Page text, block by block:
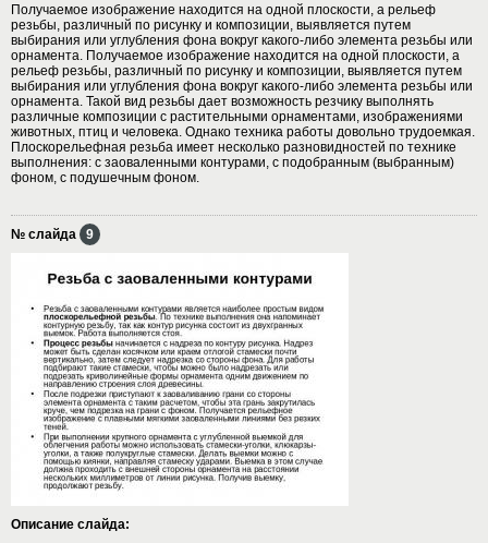
Получаемое изображение находится на одной плоскости, а рельеф
резьбы, различный по рисунку и композиции, выявляется путем
выбирания или углубления фона вокруг какого-либо элемента резьбы или
орнамента. Получаемое изображение находится на одной плоскости, а
рельеф резьбы, различный по рисунку и композиции, выявляется путем
выбирания или углубления фона вокруг какого-либо элемента резьбы или
орнамента. Такой вид резьбы дает возможность резчику выполнять
различные композиции с растительными орнаментами, изображениями
животных, птиц и человека. Однако техника работы довольно трудоемкая.
Плоскорельефная резьба имеет несколько разновидностей по технике
выполнения: с заоваленными контурами, с подобранным (выбранным)
фоном, с подушечным фоном.
№ слайда 9
Описание слайда: